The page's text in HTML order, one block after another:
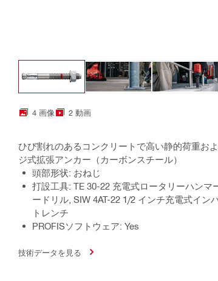
4 画像 2 動画
ひび割れのあるコンクリートで高い静的荷重お
ジ式拡張アンカー（カーボンスチール）
頭部形状: おねじ
打設工具: TE 30-22 充電式ロータリーハン
ードリル, SIW 4AT-22 1/2 インチ充電式イン
トレンチ
PROFISソフトウェア: Yes
技術データを見る